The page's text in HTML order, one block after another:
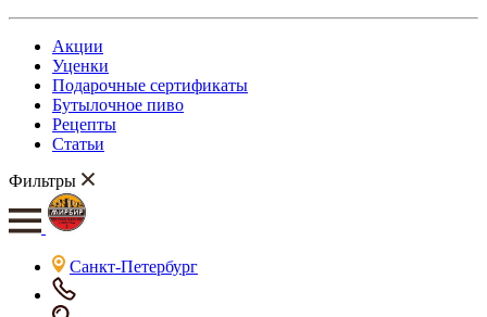
Акции
Уценки
Подарочные сертификаты
Бутылочное пиво
Рецепты
Статьи
Фильтры
Санкт-Петербург